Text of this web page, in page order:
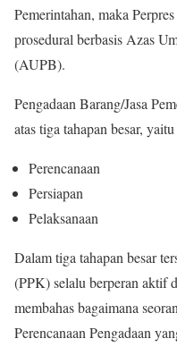
Pemerintahan, maka
prosedural berbasis Azas
(AUPB).
Pengadaan Barang/Jasa
atas tiga tahapan besar, yaitu
Perencanaan
Persiapan
Pelaksanaan
Dalam tiga tahapan besar
(PPK) selalu berperan aktif
membahas bagaimana
Perencanaan Pengadaan